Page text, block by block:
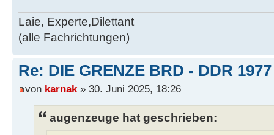
Laie, Experte,Dilettant
(alle Fachrichtungen)
Re: DIE GRENZE BRD - DDR
von karnak » 30. Juni 2025, 18:26
augenzeuge hat geschrieben: